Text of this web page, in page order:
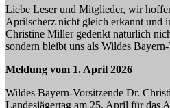
Liebe Leser und Mitglieder, wir
Aprilscherz nicht gleich erkannt und
Christine Miller gedenkt natürlich
sondern bleibt uns als Wildes
Meldung vom 1. April 2026
Wildes Bayern-Vorsitzende Dr.
Landesjägertag am 25. April für das